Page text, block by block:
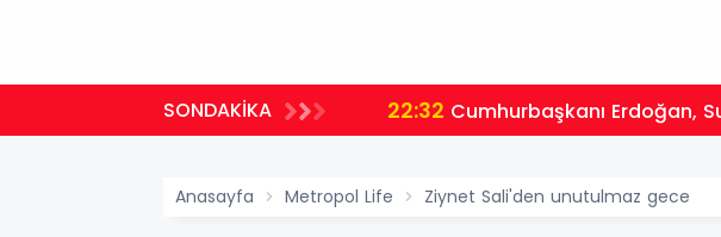
SONDAKİKA 22:32 Cumhurbaşkanı Erdoğan,
Anasayfa Metropol Life Ziynet Sali'den unutulmaz gece